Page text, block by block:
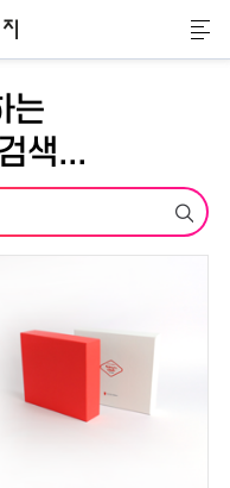
키지
메
는
색...
검색